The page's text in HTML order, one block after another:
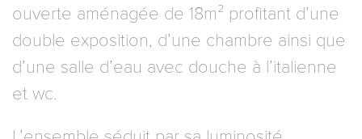
ouverte aménagée de 18m² profitant d’une
double exposition, d’une chambre ainsi que
d’une salle d’eau avec douche à l’italienne
et wc.